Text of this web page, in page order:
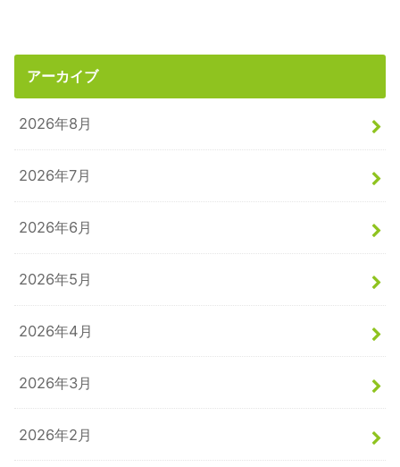
アーカイブ
2026年8月
2026年7月
2026年6月
2026年5月
2026年4月
2026年3月
2026年2月